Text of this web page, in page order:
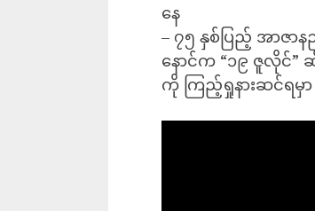
နေ
– ၇၅ နှစ်ပြည့် အာဇ
နောင်က “၁၉ ဇူလိုင်
ကို ကြည့်ရှုနားဆင်ရမှာ